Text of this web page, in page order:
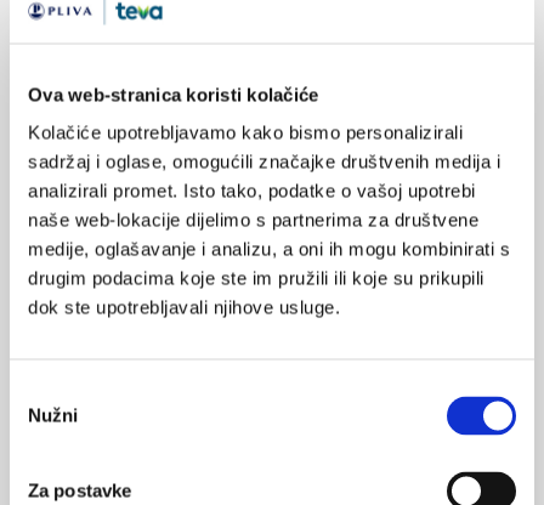
Ova web-stranica koristi kolačiće
Kolačiće upotrebljavamo kako bismo personalizirali
sadržaj i oglase, omogućili značajke društvenih medija i
analizirali promet. Isto tako, podatke o vašoj upotrebi
naše web-lokacije dijelimo s partnerima za društvene
medije, oglašavanje i analizu, a oni ih mogu kombinirati s
drugim podacima koje ste im pružili ili koje su prikupili
dok ste upotrebljavali njihove usluge.
pristanka
Nužni
Za postavke
kontaktne površine suhom, izbjegavanje veoma prianjajuće i
putem redovitih treninga i izlaganja stresu kojemu će biti
Sindrom pretreniranosti jest stanje dugotrajnog osjećaja
iscrpljenosti i nemogućnosti treniranja na razini do koje je
sportaš došao prije nego što se pretrenirao. Uzrokovan je
neravnotežom između treniranja, odmora i prehrane (29). U
podlozi sindroma pretreniranosti jesu kompleksne promjene
metabolizma i endokrinog sustava koje se događaju i mijenjaju
oblik iz kojeg se sportaš teško vraća ili odustaje od daljnjeg